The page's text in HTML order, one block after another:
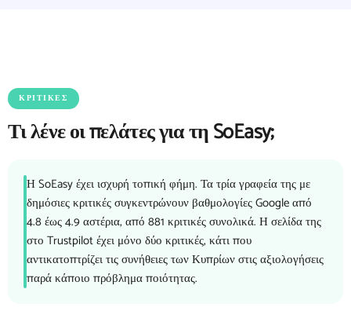
ΚΡΙΤΙΚΈΣ
Τι λένε οι πελάτες για τη SoEasy;
Η SoEasy έχει ισχυρή τοπική φήμη. Τα τρία γραφεία της με
δημόσιες κριτικές συγκεντρώνουν βαθμολογίες Google από
4.8 έως 4.9 αστέρια, από 881 κριτικές συνολικά. Η σελίδα της
στο Trustpilot έχει μόνο δύο κριτικές, κάτι που
αντικατοπτρίζει τις συνήθειες των Κυπρίων στις αξιολογήσεις
παρά κάποιο πρόβλημα ποιότητας.